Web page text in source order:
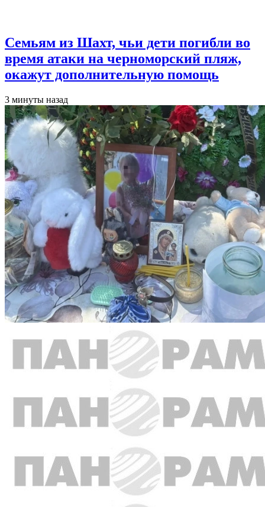
Семьям из Шахт, чьи дети погибли во
время атаки на черноморский пляж,
окажут дополнительную помощь
3 минуты назад